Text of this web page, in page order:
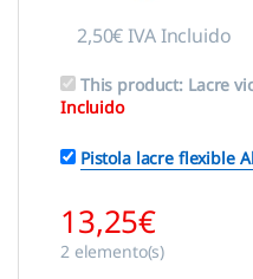
2,50€IVA Incluido
This product: Lacre
Incluido
Pistola lacre flexible
13,25€
2elemento(s)